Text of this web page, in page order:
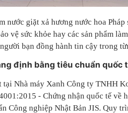
nước giặt xả hương nước hoa
vệ sức khỏe hay các sản phẩm
bạn đồng hành tin cậy trong
định bằng tiêu chuẩn quốc
tại Nhà máy Xanh Công ty TNHH
- Chứng nhận quốc tế về
Công nghiệp Nhật Bản JIS. Quy